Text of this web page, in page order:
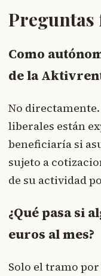
Preguntas
Como
de la
No
liberales están
beneficiaría si
sujeto a
de su actividad
¿Qué pasa si
euros al mes?
Solo el tramo